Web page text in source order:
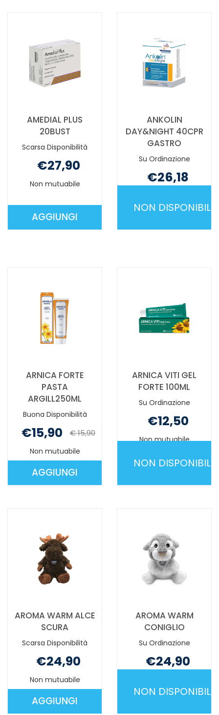
DISPONIBILE
AMEDIAL PLUS
20BUST
Scarsa Disponibilità
€27,90
Non mutuabile
AGGIUNGIAGGIUNGI AMEDIAL
ANKOLIN
DAY&NIGHT 40CPR
GASTRO
Su Ordinazione
€26,18
NON DISPONIBILE
ARNICA FORTE
PASTA
ARGILL250ML
Buona Disponibilità
€15,90 € 15,90
Non mutuabile
AGGIUNGIAGGIUNGI ARNICA
CARRELLO
ARNICA VITI GEL
FORTE 100ML
Su Ordinazione
€12,50
Non mutuabile
NON DISPONIBILE
100ML NON
È
DISPONIBILE
AROMA WARM ALCE
SCURA
Scarsa Disponibilità
€24,90
Non mutuabile
AGGIUNGIAGGIUNGI AROMA
AROMA WARM
CONIGLIO
Su Ordinazione
€24,90
NON DISPONIBILE